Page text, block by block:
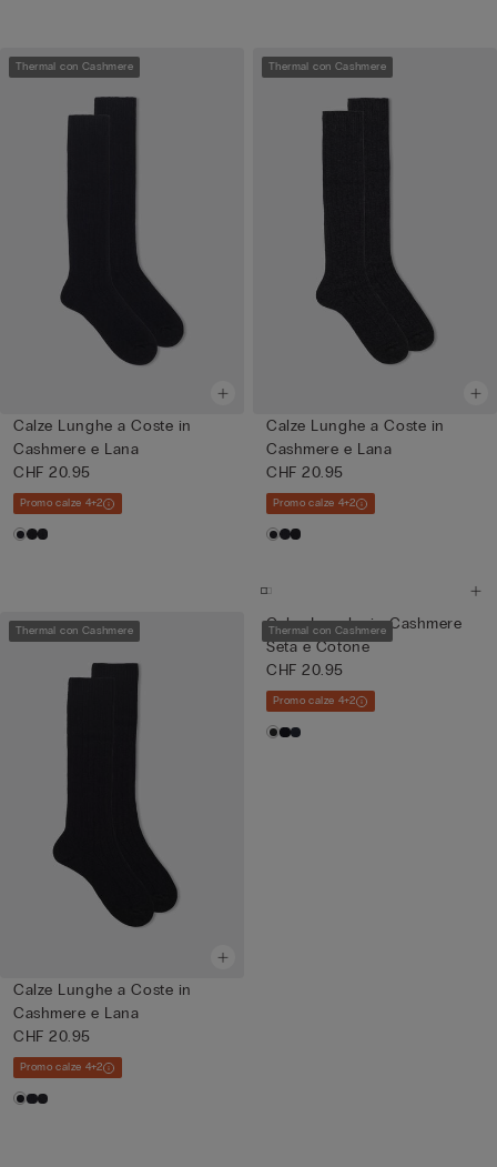
Thermal con Cashmere
Calze Lunghe a Coste in
Cashmere e Lana
CHF 20.95
Promo calze 4+2
Thermal con Cashmere
Calze Lunghe a Coste in
Cashmere e Lana
CHF 20.95
Promo calze 4+2
Thermal con Cashmere
Calze Lunghe a Coste in
Cashmere e Lana
CHF 20.95
Promo calze 4+2
Thermal con Cashmere
Calze Lunghe in Cashmere
Seta e Cotone
CHF 20.95
Promo calze 4+2